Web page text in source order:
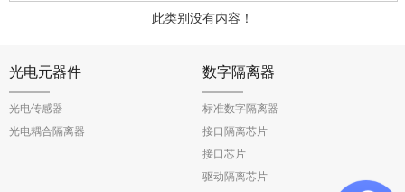
此类别没有内容！
光电元器件
光电传感器
光电耦合隔离器
数字隔离器
标准数字隔离器
接口隔离芯片
接口芯片
驱动隔离芯片